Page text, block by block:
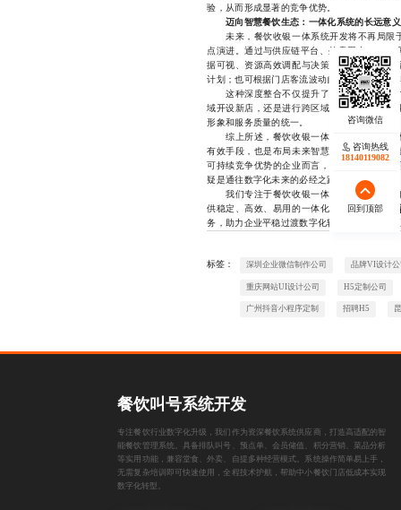
验，从而形成显著的竞争优势。
迈向智慧餐饮生态：一体化系统的长远意义
未来，餐饮收银一体系统开发将不再局限
点演进。通过与供应链平台、外卖平台、
据可视、资源高效调配与决策智能化。例如
计划；也可根据门店客流波动自动调整排班安
这种深度整合不仅提升了企业的抗风险能
域开设新店，还是进行跨区域统一管理，一
形象和服务质量的统一。
综上所述，餐饮收银一体系统开发已从技
有效手段，也是布局未来智慧餐饮生态的重
可持续竞争优势的企业而言，选择一套成熟
疑是通往数字化未来的必经之路。
我们专注于餐饮收银一体系统开发领域多
供稳定、高效、易用的一体化解决方案，涵盖
务，助力企业平稳过渡数字化转型，让科技真
标签： 深圳企业微信制作公司 品牌VI设计公
重庆网站UI设计公司 H5定制公司
广州抖音小程序定制 招聘H5
餐饮叫号系统开发
专注餐饮行业数字化升级，我们作为资深餐饮系统供应商，打造高适配的智
能餐饮管理系统。具备排队叫号、预点单、会员储值、积分营销、菜品分析
等实用功能，兼容堂食、外卖、自提多种经营模式。系统操作简单易上手，
无需复杂培训即可快速使用，全程技术护航，帮助中小餐饮门店低成本实现
数字化转型。
咨询热线
18140119082
回到顶部